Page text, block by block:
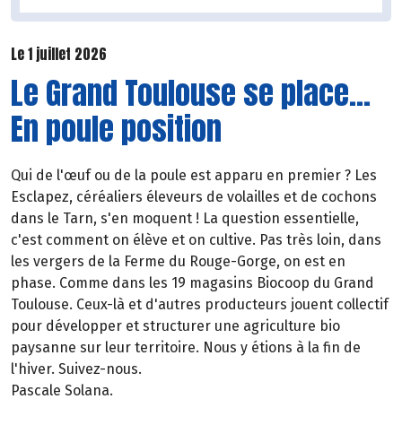
Le 1 juillet 2026
Le Grand Toulouse se place...
En poule position
Qui de l'œuf ou de la poule est apparu en premier ? Les
Esclapez, céréaliers éleveurs de volailles et de cochons
dans le Tarn, s'en moquent ! La question essentielle,
c'est comment on élève et on cultive. Pas très loin, dans
les vergers de la Ferme du Rouge-Gorge, on est en
phase. Comme dans les 19 magasins Biocoop du Grand
Toulouse. Ceux-là et d'autres producteurs jouent collectif
pour développer et structurer une agriculture bio
paysanne sur leur territoire. Nous y étions à la fin de
l'hiver. Suivez-nous.
Pascale Solana.